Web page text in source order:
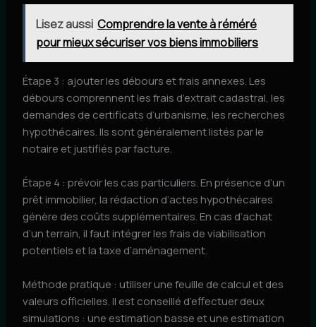
Lisez aussi Comprendre la vente à réméré
pour mieux sécuriser vos biens immobiliers
Étape 3 : ajouter les débours et frais annexes. Les
débours comprennent les frais d’extrait cadastral, les
demandes de certificats d’urbanisme, les recherches
hypothécaires. Ils sont généralement listés par le
notaire et justifiés par facture.
Étape 4 : prévoir les cas particuliers. En présence d’un
prêt immobilier, la rédaction d’actes hypothécaires
génère des coûts supplémentaires. En cas d’achat
d’un terrain, il faut intégrer les frais de viabilisation
potentiels et la taxe d’aménagement.
Méthode pratique : utiliser une feuille de calcul et des
valeurs officielles. Il est conseillé d’effectuer deux
simulations : une estimation basse et une estimation